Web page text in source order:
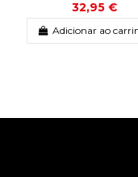
32,95 €
Adicionar ao